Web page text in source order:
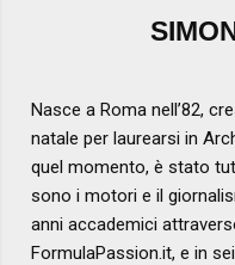
Nasce a Roma nell’82,
natale per laurearsi in
quel momento, è stato
sono i motori e il
anni accademici
FormulaPassion.it, e in